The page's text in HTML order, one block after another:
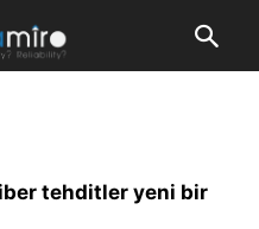
tehditler yeni bir